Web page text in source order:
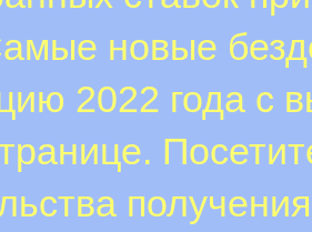
новые
2022 года с